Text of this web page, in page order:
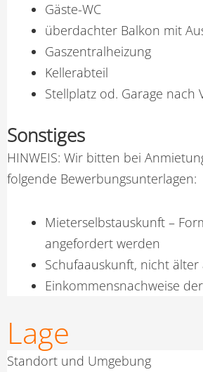
Gäste-WC
überdachter Balkon mit
Gaszentralheizung
Kellerabteil
Stellplatz od. Garage nach
Sonstiges
HINWEIS: Wir bitten bei
folgende Bewerbungsunterlagen:
Mieterselbstauskunft –
angefordert werden
Schufaauskunft, nicht älter
Einkommensnachweise
Lage
Standort und Umgebung